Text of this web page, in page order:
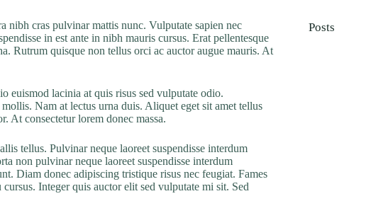
nibh cras pulvinar mattis nunc. Vulputate sapien nec
in est ante in nibh mauris cursus. Erat pellentesque
Rutrum quisque non tellus orci ac auctor augue mauris. At
euismod lacinia at quis risus sed vulputate odio.
Nam at lectus urna duis. Aliquet eget sit amet tellus
At consectetur lorem donec massa.
tellus. Pulvinar neque laoreet suspendisse interdum
non pulvinar neque laoreet suspendisse interdum
Diam donec adipiscing tristique risus nec feugiat. Fames
Integer quis auctor elit sed vulputate mi sit. Sed
Posts